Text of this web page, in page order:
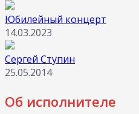
Юбилейный концерт
14.03.2023
Сергей Ступин
25.05.2014
Об исполнителе